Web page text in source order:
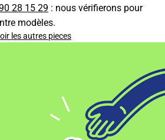
28 15 29 : nous vérifierons pour
modèles.
les autres pieces